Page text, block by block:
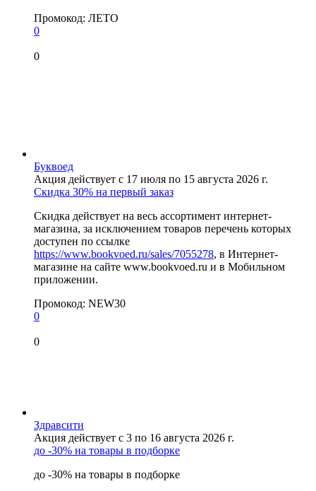
Промокод: ЛЕТО
0
0
Буквоед
Акция действует с 17 июля по 15 августа 2026 г.
Скидка 30% на первый заказ
Скидка действует на весь ассортимент интернет-
магазина, за исключением товаров перечень которых
доступен по ссылке
https://www.bookvoed.ru/sales/7055278, в Интернет-
магазине на сайте www.bookvoed.ru и в Мобильном
приложении.
Промокод: NEW30
0
0
Здравсити
Акция действует с 3 по 16 августа 2026 г.
до -30% на товары в подборке
до -30% на товары в подборке